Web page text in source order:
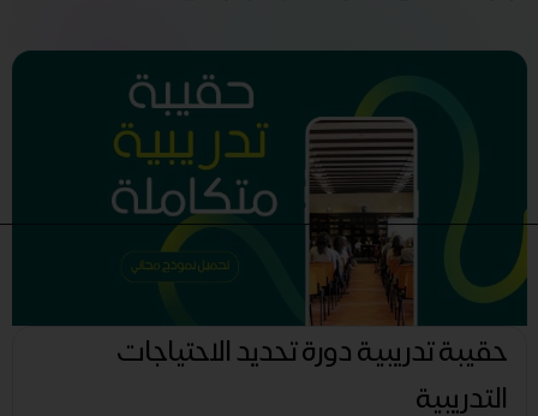
حقيبة تدريبية دورة تحديد الاحتياجات
التدريبية